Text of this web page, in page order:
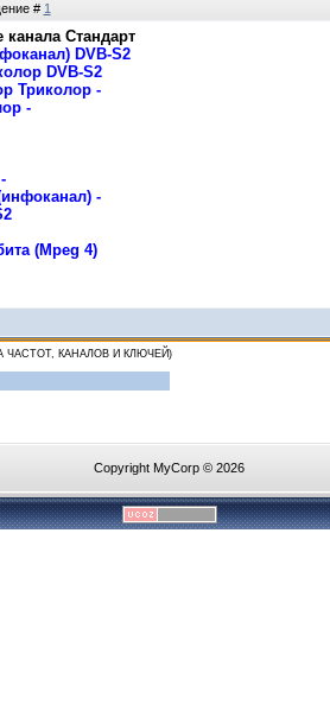
# 1
канала Стандарт
DVB-S2
DVB-S2
Триколор -
-
-
(Mpeg 4)
ЧАСТОТ, КАНАЛОВ И КЛЮЧЕЙ)
Copyright MyCorp © 2026